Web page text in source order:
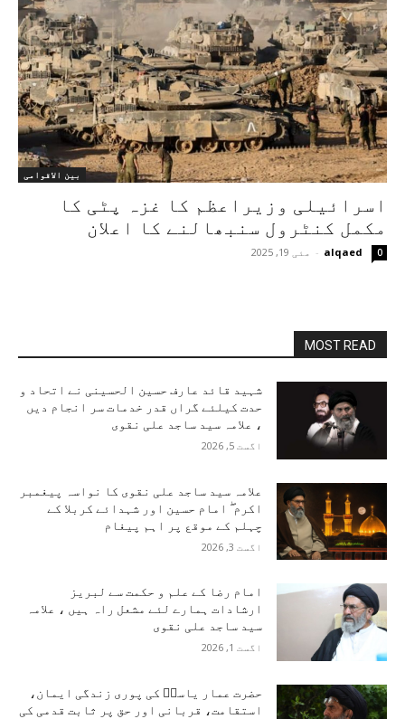
بین الاقوامی
اسرائیلی وزیراعظم کا غزہ پٹی کا
مکمل کنٹرول سنبھالنے کا اعلان
alqaed
- مئی 19, 2025 0
MOST READ
شہید قائد عارف حسین الحسینی نے اتحاد و
حدت کیلئے گراں قدر خدمات سر انجام دیں
، علامہ سید ساجد علی نقوی
اگست 5, 2026
علامہ سید ساجد علی نقوی کا نواسہ پیغمبر
اکرم ۖ امام حسین اور شہدائے کربلا کے
چہلم کے موقع پر اہم پیغام
اگست 3, 2026
امام رضا کے علم و حکمت سے لبریز
ارشادات ہمارے لئے مشعل راہ ہیں ، علامہ
سید ساجد علی نقوی
اگست 1, 2026
حضرت عمار یاسرؑ کی پوری زندگی ایمان،
استقامت، قربانی اور حق پر ثابت قدمی کی